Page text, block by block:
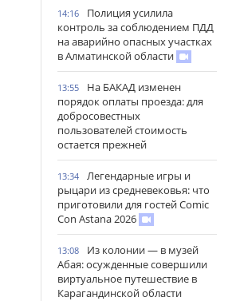
14:16
Полиция усилила
контроль за соблюдением ПДД
на аварийно опасных участках
в Алматинской области
13:55
На БАКАД изменен
порядок оплаты проезда: для
добросовестных
пользователей стоимость
остается прежней
13:34
Легендарные игры и
рыцари из средневековья: что
приготовили для гостей Comic
Con Astana 2026
13:08
Из колонии — в музей
Абая: осужденные совершили
виртуальное путешествие в
Карагандинской области